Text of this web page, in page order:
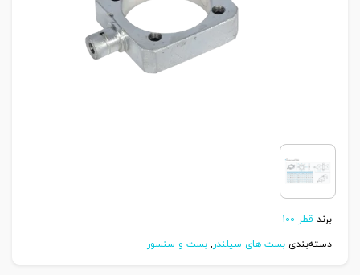
برند قطر 100
دسته‌بندی بست های سیلندر,بست و سنسور